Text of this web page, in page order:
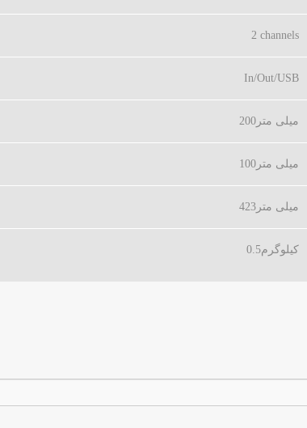
2 channels
In/Out/USB
200میلی متر
100میلی متر
423میلی متر
0.5کیلوگرم